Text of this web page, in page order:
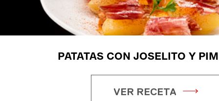
PATATAS CON JOSELITO Y
VER RECETA